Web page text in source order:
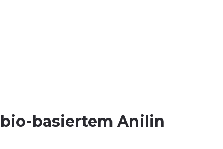
basier­tem Anilin